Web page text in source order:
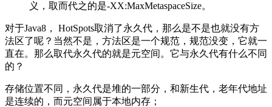
义，取而代之的是-XX:MaxMetaspaceSize。
对于Java8， HotSpots取消了永久代，那么是不是也就没有方
法区了呢？当然不是，方法区是一个规范，规范没变，它就一
直在。那么取代永久代的就是元空间。它与永久代有什么不同
的？
存储位置不同，永久代是堆的一部分，和新生代，老年代地址
是连续的，而元空间属于本地内存；